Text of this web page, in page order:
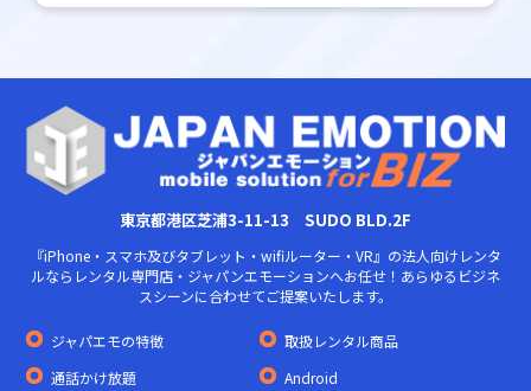
東京都港区芝浦3-11-13 SUDO BLD.2F
『iPhone・スマホ及びタブレット・wifiルーター・VR』の法人向けレンタ
ルならレンタル専門店・ジャパンエモーションへお任せ！あらゆるビジネ
スシーンに合わせてご提案いたします。
ジャパエモの特徴
取扱レンタル商品
通話かけ放題
Android